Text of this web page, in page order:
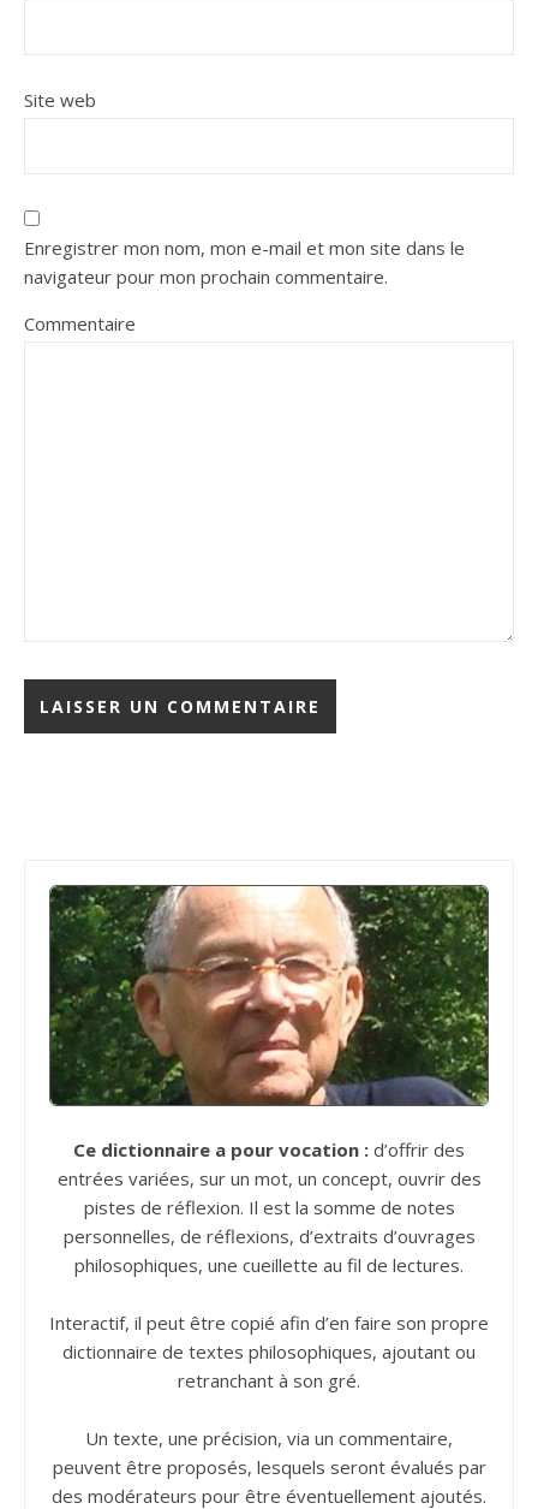
Site web
Enregistrer mon nom, mon e-mail et mon site dans le
navigateur pour mon prochain commentaire.
Commentaire
Ce dictionnaire a pour vocation : d’offrir des
entrées variées, sur un mot, un concept, ouvrir des
pistes de réflexion. Il est la somme de notes
personnelles, de réflexions, d’extraits d’ouvrages
philosophiques, une cueillette au fil de lectures.
Interactif, il peut être copié afin d’en faire son propre
dictionnaire de textes philosophiques, ajoutant ou
retranchant à son gré.
Un texte, une précision, via un commentaire,
peuvent être proposés, lesquels seront évalués par
des modérateurs pour être éventuellement ajoutés.